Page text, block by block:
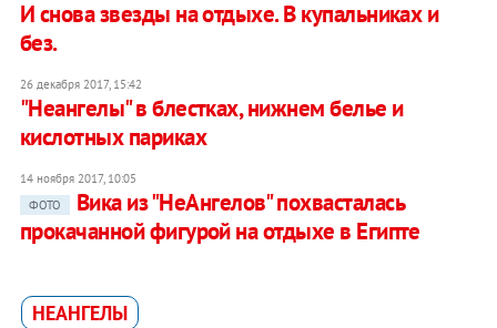
И снова звезды на отдыхе. В купальниках и
без.
26 декабря 2017, 15:42
"Неангелы" в блестках, нижнем белье и
кислотных париках
14 ноября 2017, 10:05
ФОТО
Вика из "НеАнгелов" похвасталась
прокачанной фигурой на отдыхе в Египте
НЕАНГЕЛЫ